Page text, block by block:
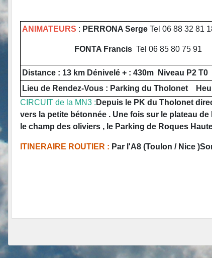
ANIMATEURS : PERRONA Serge Tel 06 88 32 81
FONTA Francis Tel 06 85 80 75 91
Distance : 13 km Dénivelé + : 430m Niveau P2 T0
Lieu de Rendez-Vous : Parking du Tholonet
CIRCUIT de la MN3 : Depuis le PK du Tholonet
vers la petite bétonnée . Une fois sur le plateau
le champ des oliviers , le Parking de Roques
ITINERAIRE ROUTIER : Par l'A8 (Toulon / Nice